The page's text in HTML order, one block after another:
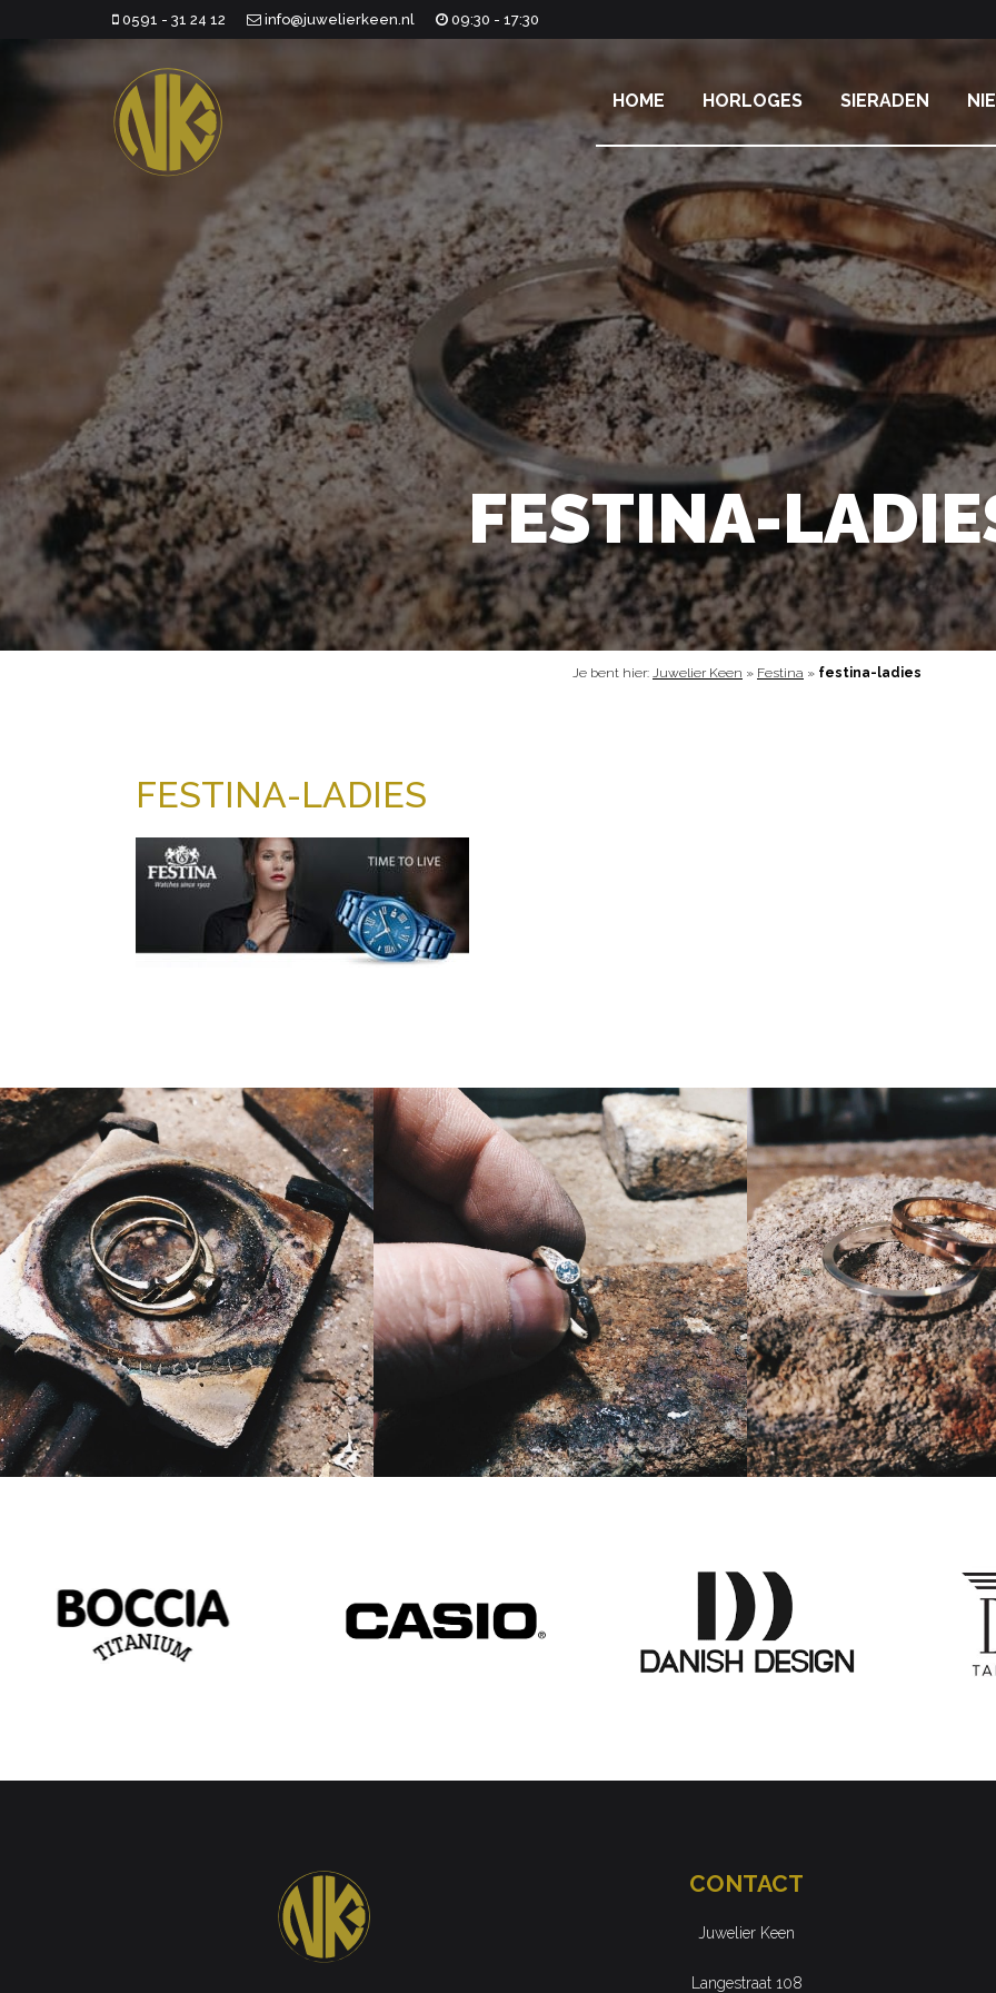
0591 - 31 24 12 info@juwelierkeen.nl 09:30 - 17:30
HOME HORLOGES SIERADEN
FESTINA-
Je bent hier: Juwelier Keen » Festina » festina-ladies
FESTINA-LADIES
CONTACT
Juwelier Keen
Langestraat 108